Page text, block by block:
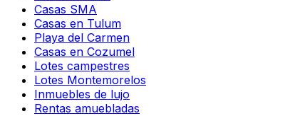
Casas SMA
Casas en Tulum
Playa del Carmen
Casas en Cozumel
Lotes campestres
Lotes Montemorelos
Inmuebles de lujo
Rentas amuebladas